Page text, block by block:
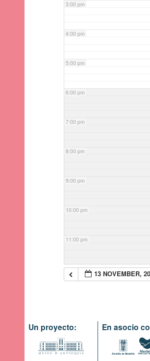
3:00 pm
4:00 pm
5:00 pm
6:00 pm
7:00 pm
8:00 pm
9:00 pm
10:00 pm
11:00 pm
13 NOVEMBER,
Un proyecto: En asocio